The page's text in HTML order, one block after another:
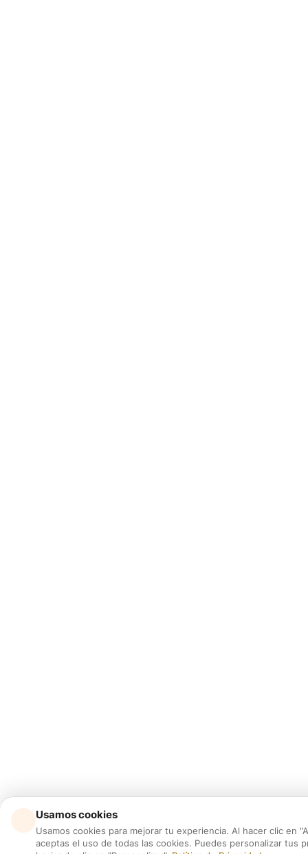
Usamos cookies
Usamos cookies para mejorar tu experiencia. Al hacer clic en
aceptas el uso de todas las cookies. Puedes personalizar tus